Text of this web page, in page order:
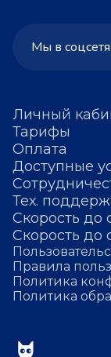
Личный
Тарифы
Оплата
Доступные
Тех.
Скорость до
Скорость до
Правила
Политика
Политика
Мы в